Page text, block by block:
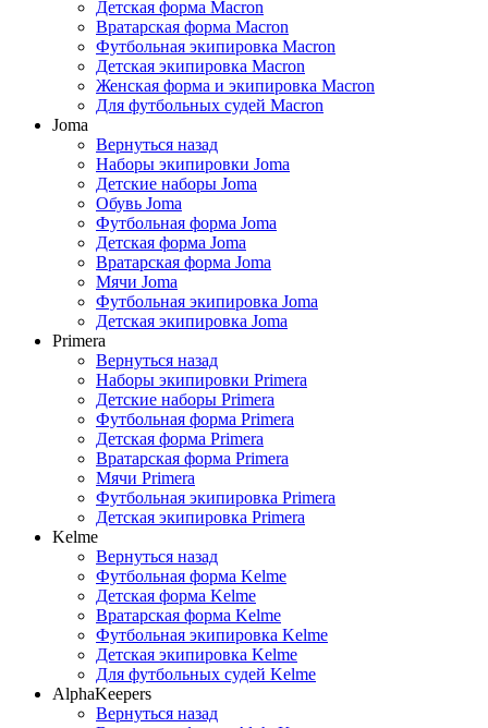
Детская форма Macron
Вратарская форма Macron
Футбольная экипировка Macron
Детская экипировка Macron
Женская форма и экипировка Macron
Для футбольных судей Macron
Joma
Вернуться назад
Наборы экипировки Joma
Детские наборы Joma
Обувь Joma
Футбольная форма Joma
Детская форма Joma
Вратарская форма Joma
Мячи Joma
Футбольная экипировка Joma
Детская экипировка Joma
Primera
Вернуться назад
Наборы экипировки Primera
Детские наборы Primera
Футбольная форма Primera
Детская форма Primera
Вратарская форма Primera
Мячи Primera
Футбольная экипировка Primera
Детская экипировка Primera
Kelme
Вернуться назад
Футбольная форма Kelme
Детская форма Kelme
Вратарская форма Kelme
Футбольная экипировка Kelme
Детская экипировка Kelme
Для футбольных судей Kelme
AlphaKeepers
Вернуться назад